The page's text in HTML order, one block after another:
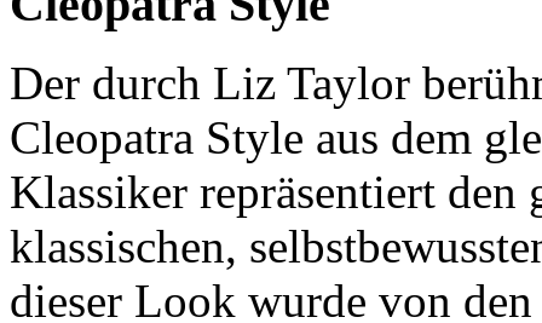
Der durch Liz Taylor
Cleopatra Style aus dem
Klassiker repräsentiert
klassischen,
dieser Look wurde von